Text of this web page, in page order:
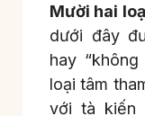
Mười hai
dưới đây
hay
loại tâm
với tà kiến